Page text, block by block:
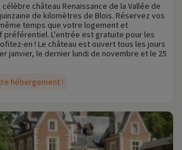
hébergement !
château Renaissance de la Vallée de
de kilomètres de Blois. Réservez vos
temps que votre logement et
préférentiel. L'entrée est gratuite pour les
en ! Le château est ouvert tous les jours
janvier, le dernier lundi de novembre et le 25